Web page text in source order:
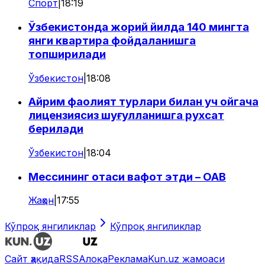
Спорт 18:19
Ўзбекистонда жорий йилда 140 мингта
янги квартира фойдаланишга
топширилади
Ўзбекистон 18:08
Айрим фаолият турлари билан уч ойгача
лицензиясиз шуғулланишга рухсат
берилади
Ўзбекистон 18:04
Мессининг отаси вафот этди – ОАВ
Жаҳон 17:55
Кўпроқ янгиликлар Кўпроқ янгиликлар
Сайт ҳақидаRSSАлоқаРекламаKun.uz жамоаси